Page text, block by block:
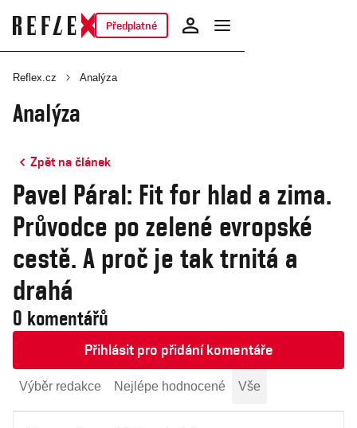
Předplatné
Reflex.cz Analýza
Analýza
Zpět na článek
Pavel Páral: Fit for hlad a zima.
Průvodce po zelené evropské
cestě. A proč je tak trnitá a
drahá
0 komentářů
Přihlásit pro přidání komentáře
Výběr redakce Nejlépe hodnocené Vše